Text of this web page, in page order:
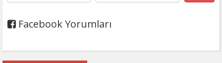
Facebook Yorumları